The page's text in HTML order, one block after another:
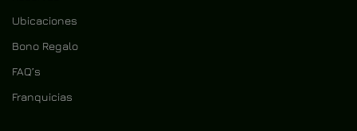
Ubicaciones
Bono Regalo
FAQ’s
Franquicias